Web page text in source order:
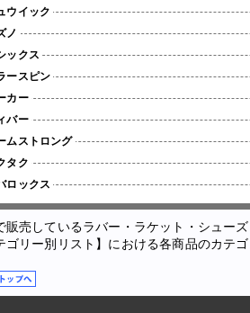
ウイック
ノ
ックス
ースピン
カー
バー
ムストロング
タク
ロックス
売しているラバー・ラケット・シュー
リー別リスト】における各商品のカテ